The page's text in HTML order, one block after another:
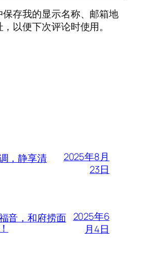
存我的显示名称、邮箱地
以便下次评论时使用。
，静享清
2025年8月
23日
音，和府捞面 2025年6
月4日